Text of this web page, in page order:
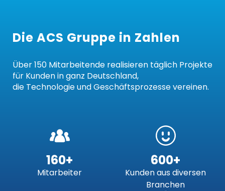
Die ACS Gruppe in Zahlen
Über 150 Mitarbeitende realisieren täglich Projekte
für Kunden in ganz Deutschland,
die Technologie und Geschäftsprozesse vereinen.
160+
Mitarbeiter
600+
Kunden aus diversen
Branchen